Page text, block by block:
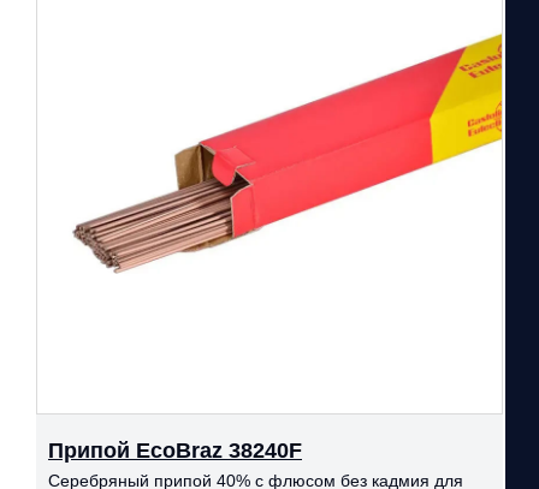
Припой EcoBraz 38240F
Серебряный припой 40% с флюсом без кадмия для